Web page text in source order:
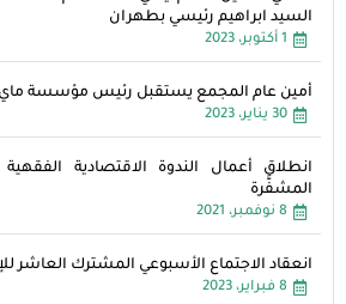
السيد ابراهيم رئيسي بطهران
1 أكتوبر، 2023
أمين عام المجمع يستقبل رئيس مؤسسة ماي
30 يناير، 2023
انطلاق أعمال الندوة الاقتصادية
المشفَّرة
8 نوفمبر، 2021
انعقاد الاجتماع الأسبوعي المشترك العاشر
8 فبراير، 2023